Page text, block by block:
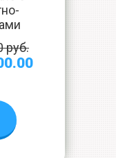
руб.